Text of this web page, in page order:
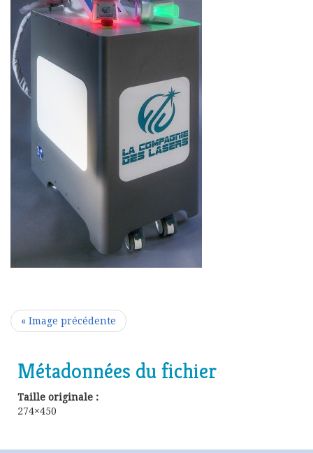
« Image précédente
Métadonnées du fichier
Taille originale :
274×450